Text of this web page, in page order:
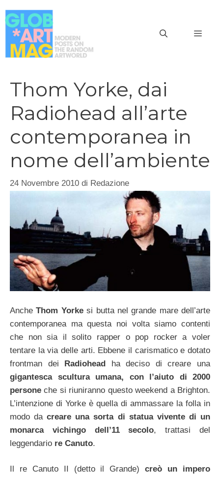
al
contenuto
Thom Yorke, dai
Radiohead all’arte
contemporanea in
nome dell’ambiente
24 Novembre 2010 di Redazione
AncheThom Yorkesi butta nel grande mare dell’arte
contemporanea ma questa noi volta siamo contenti
che non sia il solito rapper o pop rocker a voler
tentare la via delle arti. Ebbene il carismatico e dotato
frontman dei Radiohead ha deciso di creare una
gigantesca scultura umana, con l’aiuto di 2000
persone che si riuniranno questo weekend a Brighton.
L’intenzione di Yorke è quella di ammassare la folla in
modo da creare una sorta di statua vivente di un
monarca vichingo dell’11 secolo, trattasi del
leggendario re Canuto.
Il re Canuto II (detto il Grande) creò un impero